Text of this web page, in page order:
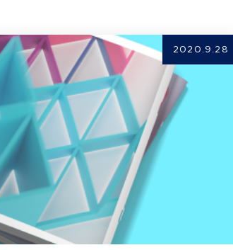
2020.9.28